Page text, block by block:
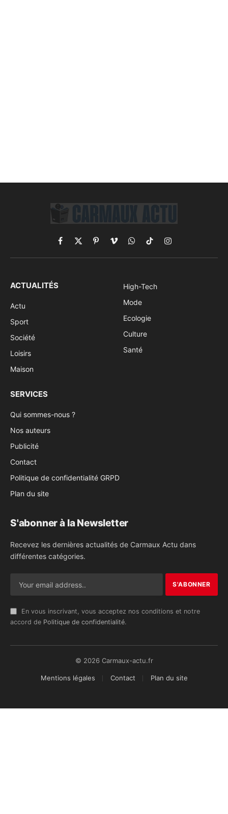
Facebook
X
(Twitter)
PinterestVimeoWhatsApp
TikTokInstagram
ACTUALITÉS
Actu
Sport
Société
Loisirs
Maison
High-Tech
Mode
Ecologie
Culture
Santé
SERVICES
Qui sommes-nous ?
Nos auteurs
Publicité
Contact
Politique de confidentialité GRPD
Plan du site
S'abonner à la Newsletter
Recevez les dernières actualités de Carmaux Actu dans
différentes catégories.
En vous inscrivant, vous acceptez nos conditions et notre
accord de Politique de confidentialité.
© 2026 Carmaux-actu.fr
Mentions légales Contact Plan du site